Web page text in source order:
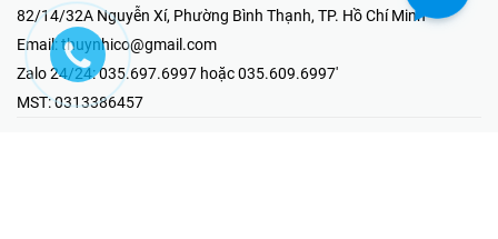
82/14/32A Nguyễn Xí, Phường Bình Thạnh, TP. Hồ Chí Minh
Email: thuynhico@gmail.com
Zalo 24/24:035.697.6997 hoặc 035.609.6997'
MST:0313386457